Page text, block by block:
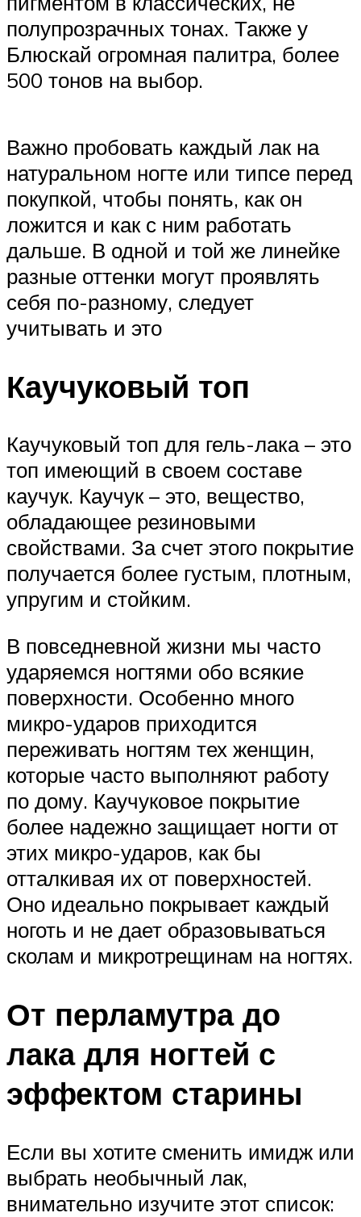
полупрозрачных тонах. Также у
Блюскай огромная палитра, более
500 тонов на выбор.
Важно пробовать каждый лак на
натуральном ногте или типсе перед
покупкой, чтобы понять, как он
ложится и как с ним работать
дальше. В одной и той же линейке
разные оттенки могут проявлять
себя по-разному, следует
учитывать и это
Каучуковый топ
Каучуковый топ для гель-лака – это
топ имеющий в своем составе
каучук. Каучук – это, вещество,
обладающее резиновыми
свойствами. За счет этого покрытие
получается более густым, плотным,
упругим и стойким.
В повседневной жизни мы часто
ударяемся ногтями обо всякие
поверхности. Особенно много
микро-ударов приходится
переживать ногтям тех женщин,
которые часто выполняют работу
по дому. Каучуковое покрытие
более надежно защищает ногти от
этих микро-ударов, как бы
отталкивая их от поверхностей.
Оно идеально покрывает каждый
ноготь и не дает образовываться
сколам и микротрещинам на ногтях.
От перламутра до
лака для ногтей с
эффектом старины
Если вы хотите сменить имидж или
выбрать необычный лак,
внимательно изучите этот список: